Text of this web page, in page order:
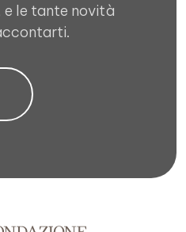
e le tante novità